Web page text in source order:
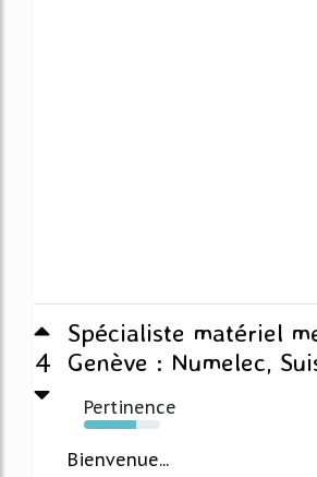
4
Spécialiste matériel
Genève : Numelec,
Pertinence
68%
Bienvenue...